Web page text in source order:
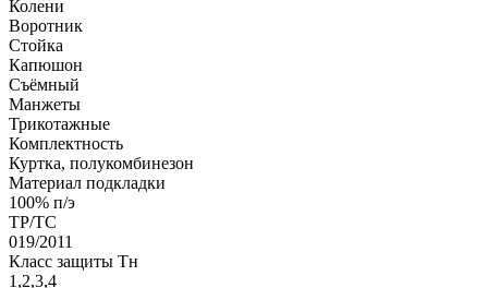
Колени
Воротник
Стойка
Капюшон
Съёмный
Манжеты
Трикотажные
Комплектность
Куртка, полукомбинезон
Материал подкладки
100% п/э
ТР/ТС
019/2011
Класс защиты Тн
1,2,3,4